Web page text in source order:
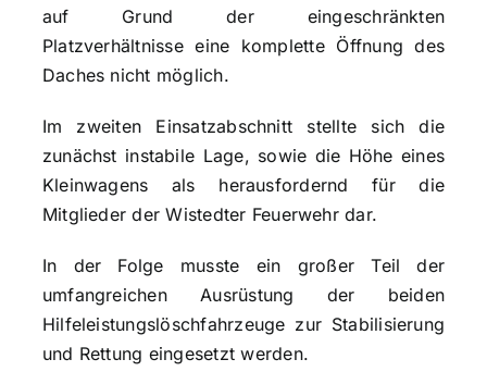
auf Grund der eingeschränkten
Platzverhältnisse eine komplette Öffnung des
Daches nicht möglich.
Im zweiten Einsatzabschnitt stellte sich die
zunächst instabile Lage, sowie die Höhe eines
Kleinwagens als herausfordernd für die
Mitglieder der Wistedter Feuerwehr dar.
In der Folge musste ein großer Teil der
umfangreichen Ausrüstung der beiden
Hilfeleistungslöschfahrzeuge zur Stabilisierung
und Rettung eingesetzt werden.